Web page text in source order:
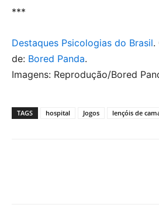
***
Destaques Psicologias do Brasil.
de: Bored Panda.
Imagens: Reprodução/Bored
TAGS hospital Jogos lençóis de